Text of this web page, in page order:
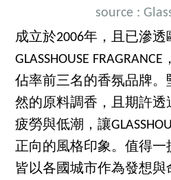
source :
成立於2006年，且已滲
GLASSHOUSE
佔率前三名的香氛品牌。
然的原料調香，且期許透
疲勞與低潮，讓
正向的風格印象。值得
皆以各國城市作為發想